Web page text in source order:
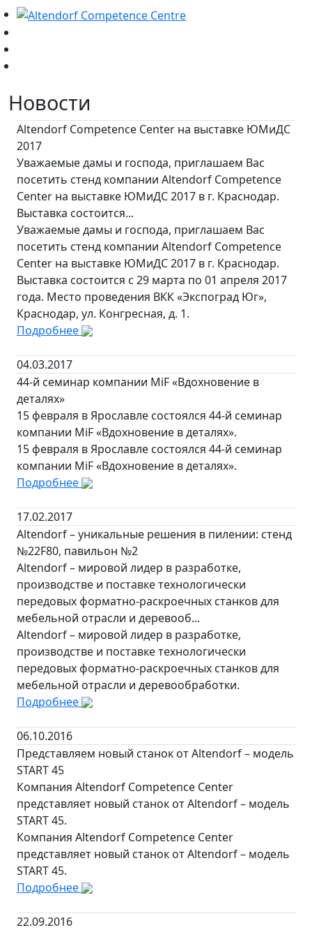
Новости
Altendorf Competence Center на выставке ЮМиДС
2017
Уважаемые дамы и господа, приглашаем Вас
посетить стенд компании Altendorf Competence
Center на выставке ЮМиДС 2017 в г. Краснодар.
Выставка состоится...
Уважаемые дамы и господа, приглашаем Вас
посетить стенд компании Altendorf Competence
Center на выставке ЮМиДС 2017 в г. Краснодар.
Выставка состоится с 29 марта по 01 апреля 2017
года. Место проведения ВКК «Экспоград Юг»,
Краснодар, ул. Конгресная, д. 1.
Подробнее
04.03.2017
44-й семинар компании MiF «Вдохновение в
деталях»
15 февраля в Ярославле состоялся 44-й семинар
компании MiF «Вдохновение в деталях».
15 февраля в Ярославле состоялся 44-й семинар
компании MiF «Вдохновение в деталях».
Подробнее
17.02.2017
Altendorf – уникальные решения в пилении: стенд
№22F80, павильон №2
Altendorf – мировой лидер в разработке,
производстве и поставке технологически
передовых форматно-раскроечных станков для
мебельной отрасли и деревооб...
Altendorf – мировой лидер в разработке,
производстве и поставке технологически
передовых форматно-раскроечных станков для
мебельной отрасли и деревообработки.
Подробнее
06.10.2016
Представляем новый станок от Altendorf – модель
START 45
Компания Altendorf Competence Center
представляет новый станок от Altendorf – модель
START 45.
Компания Altendorf Competence Center
представляет новый станок от Altendorf – модель
START 45.
Подробнее
22.09.2016